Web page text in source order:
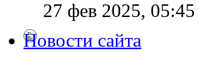
27 фев 2025, 05:45
Новости сайта